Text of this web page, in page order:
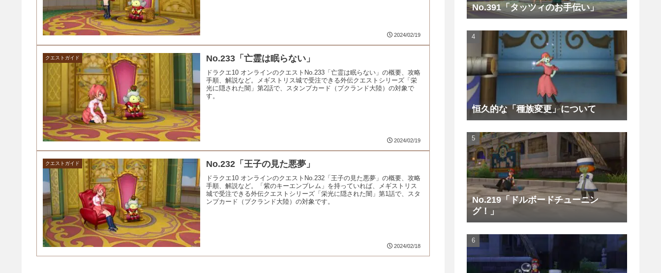
2024/02/19
クエストガイド No.233「亡霊は眠らない」
ドラクエ10 オンラインのクエストNo.233「亡霊は眠らない」の概要、攻略
手順、解説など。メギストリス城で受注できる外伝クエストシリーズ「栄
光に隠された闇」第2話で、スタンプカード（プクランド大陸）の対象で
す。
2024/02/19
クエストガイド No.232「王子の見た悪夢」
ドラクエ10 オンラインのクエストNo.232「王子の見た悪夢」の概要、攻略
手順、解説など。「紫のキーエンブレム」を持っていれば、メギストリス
城で受注できる外伝クエストシリーズ「栄光に隠された闇」第1話で、スタ
ンプカード（プクランド大陸）の対象です。
2024/02/18
No.391「タッツィのお手伝い」
恒久的な「種族変更」について
No.219「ドルボードチューニン
グ！」